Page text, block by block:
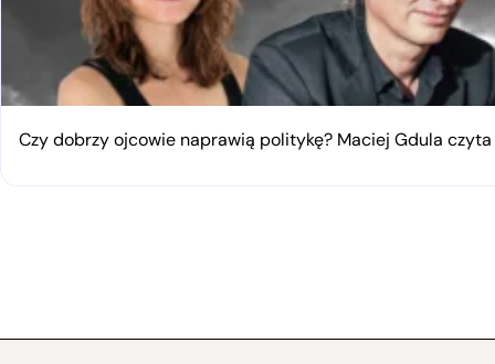
Czy dobrzy ojcowie naprawią politykę? Maciej Gdula czyta